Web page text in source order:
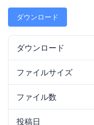
ダウンロード
ダウンロード
ファイルサイズ
ファイル数
投稿日